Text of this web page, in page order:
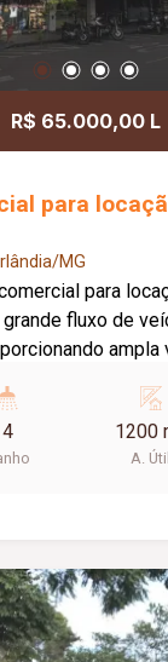
R$ 65.000,00 L
para
MG
para
fluxo de
1.200 m² de
comercial,
e depósito,
4 1200
A. Útil